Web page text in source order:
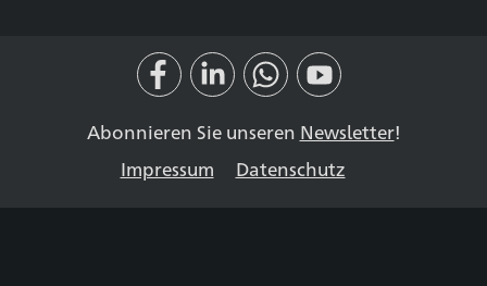
Abonnieren Sie unseren Newsletter!
Impressum
Datenschutz